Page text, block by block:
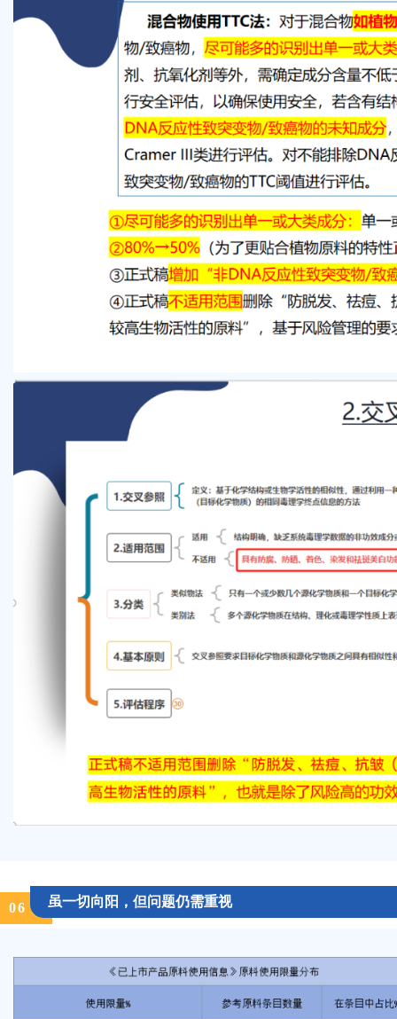
06 虽一切向阳，但问题仍需重视